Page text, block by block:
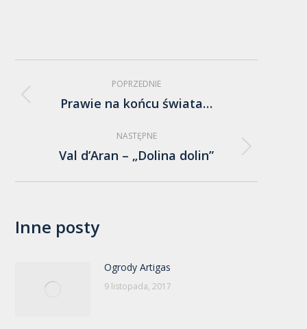
Nawigacja
wpisów
POPRZEDNIE
Poprzedni
Prawie na końcu świata…
NASTĘPNE
Następny
Val d’Aran – „Dolina dolin”
Inne posty
Ogrody Artigas
9 listopada, 2017